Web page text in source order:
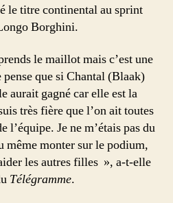
le titre continental au sprint
Borghini.
le maillot mais c’est une
que si Chantal (Blaak)
aurait gagné car elle est la
très fière que l’on ait toutes
l’équipe. Je ne m’étais pas du
même monter sur le podium,
les autres filles », a-t-elle
Télégramme.